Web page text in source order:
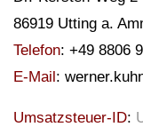
86919 Utting a.
Telefon: +49 8806
E-Mail:
Umsatzsteuer-ID: